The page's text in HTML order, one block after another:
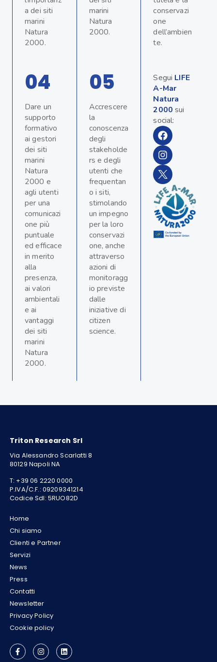
a dei siti
marini
Natura
2000.
marini
Natura
2000.
conservazi
one
dell’ambien
te.
04
Dare un
supporto
formativo
ai gestori
dei siti
marini
Natura
2000 e
agli utenti
per una
comunicazi
one più
puntuale
ed efficace
in merito
alla
presenza,
ai valori
ambientali
e ai
vantaggi
dei siti
marini
Natura
2000.
05
Accrescere
la
conoscenza
degli
stakeholde
rs e degli
utenti che
frequentan
o i siti,
stimolando
un impegno
per la loro
conservazi
one, anche
attraverso
azioni di
monitoragg
io previste
dalle
iniziative di
citizen
science.
Segui LIFE
A-Mar
Natura
2000sui
social:
F
a
c
e
b
o
o
k
I
n
s
t
a
g
r
a
m
Triton Research Srl
Via Alessandro Scarlatti 8
80129 Napoli NA
T: +39 06 2220 0000
P.IVA/C.F.: 09209341214
Codice SdI: 5RUO82D
Home
Chi siamo
Clienti e Partner
Servizi
News
Press
Contatti
Newsletter
Privacy Policy
Cookie policy
F
a
I
n
L
i